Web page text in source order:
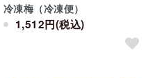
冷凍梅（冷凍便）
1,512円(税込)